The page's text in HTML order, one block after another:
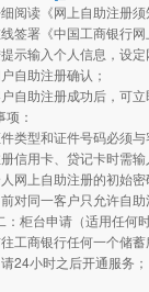
阅读《网上自助注册须
签署《中国工商银行
示输入个人信息，设
自助注册确认；
自助注册成功后，可
项：
类型和证件号码必须
信用卡、贷记卡时需
网上自助注册的初始
对同一客户只允许自
：柜台申请（适用任何
工商银行任何一个储
24小时之后开通服务；